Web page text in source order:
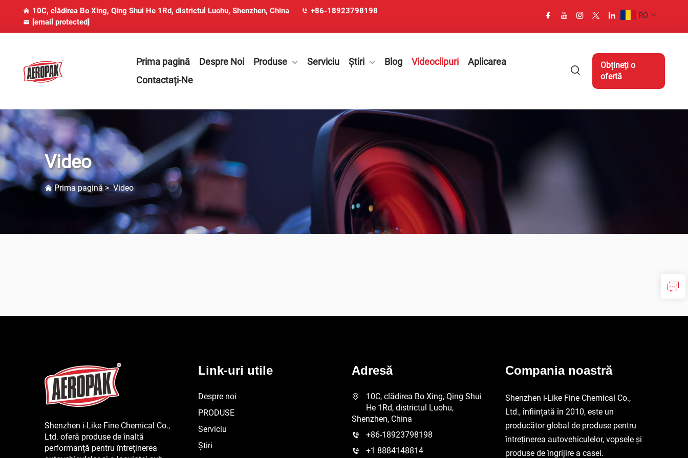
10C, clădirea Bo Xing, Qing Shui He 1Rd, districtul Luohu, Shenzhen, China
+86-18923798198
[email protected]
RO
Prima pagină Despre Noi Produse Serviciu Știri Blog Videoclipuri
Aplicarea
Contactați-Ne
Obțineți o
ofertă
Video
Prima pagină >Video
Shenzhen i-Like Fine Chemical Co.,
Ltd. oferă produse de înaltă
performanță pentru întreținerea
Link-uri utile
Despre noi
PRODUSE
Serviciu
Știri
Adresă
10C, clădirea Bo Xing, Qing Shui
He 1Rd, districtul Luohu,
Shenzhen, China
+86-18923798198
+1 8884148814
Compania noastră
Shenzhen i-Like Fine Chemical Co.,
Ltd., înființată în 2010, este un
producător global de produse pentru
întreținerea autovehiculelor, vopsele și
produse de îngrijire a casei.